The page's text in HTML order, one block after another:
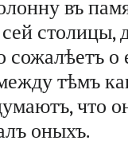
въ
сей столицы,
сожалѣетъ о
тѣмъ
что
оныхъ.